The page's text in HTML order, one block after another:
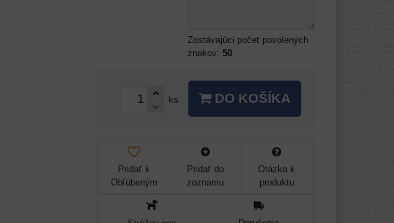
Zostávajúci počet povolených
znakov: 50
ks DO KOŠÍKA
Pridať k
Obľúbeným
Pridať do
zoznamu
Otázka k
produktu